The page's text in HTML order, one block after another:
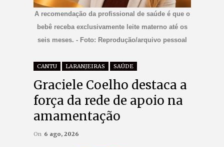
A recomendação da profissional de saúde é que o
bebê receba exclusivamente leite materno até os
seis meses. - Foto: Reprodução/arquivo pessoal
CANTU LARANJEIRAS SAÚDE
Graciele Coelho destaca a
força da rede de apoio na
amamentação
On 6 ago, 2026